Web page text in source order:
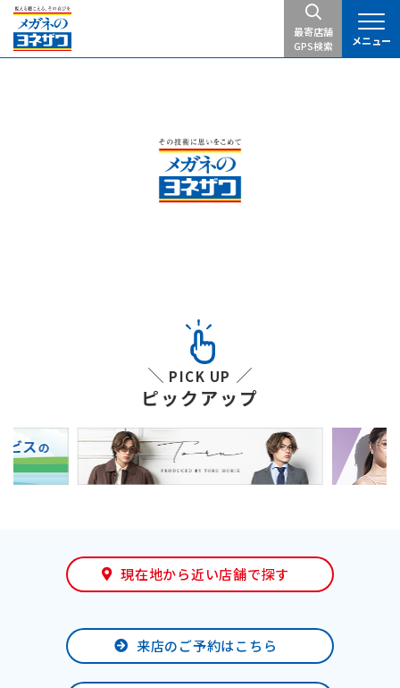
最寄店舗
GPS検索
PICK UP
ピックアップ
現在地から近い店舗で探す
来店のご予約はこちら
メニュー